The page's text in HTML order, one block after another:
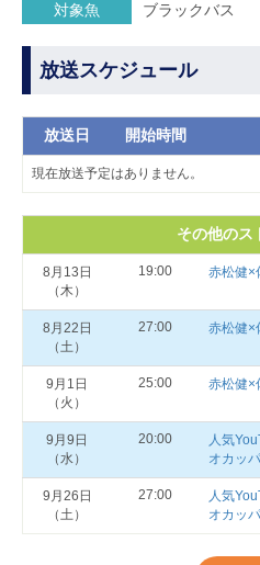
対象魚 ブラックバス
放送スケジュール
放送日 開始時間
現在放送予定はありません。
その他のス
8月13日
（木）
19:00 赤松健×
8月22日
（土）
27:00 赤松健×
9月1日
（火）
25:00 赤松健×
9月9日
（水）
20:00
人気
オカッ
9月26日
（土）
27:00
人気
オカッ